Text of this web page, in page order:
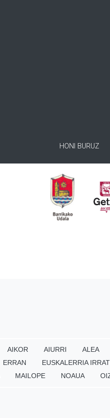
HONI BURUZ
AIKOR AIURRI ALEA
ERRAN EUSKALERRIA
MAILOPE NOAUA